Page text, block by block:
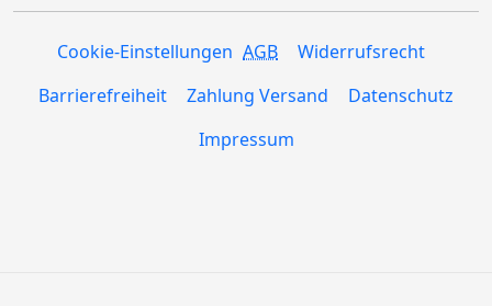
Cookie-Einstellungen AGB
Widerrufsrecht
Barrierefreiheit
Zahlung Versand
Datenschutz
Impressum